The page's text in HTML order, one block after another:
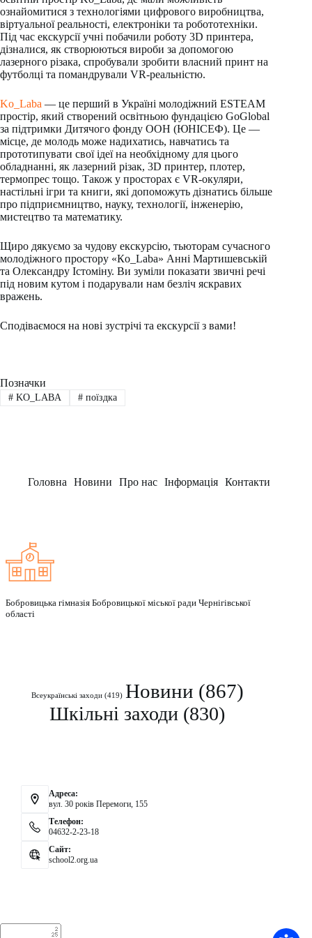
ознайомитися з технологіями цифрового виробництва,
віртуальної реальності, електроніки та робототехніки.
Під час екскурсії учні побачили роботу 3D принтера,
дізналися, як створюються вироби за допомогою
лазерного різака, спробували зробити власний принт на
футболці та помандрували VR-реальністю.
Ko_Laba — це перший в Україні молодіжний ESTEAM
простір, який створений освітньою фундацією GoGlobal
за підтримки Дитячого фонду ООН (ЮНІСЕФ). Це —
місце, де молодь може надихатись, навчатись та
прототипувати свої ідеї на необхідному для цього
обладнанні, як лазерний різак, 3D принтер, плотер,
термопрес тощо. Також у просторах є VR-окуляри,
настільні ігри та книги, які допоможуть дізнатись більше
про підприємництво, науку, технології, інженерію,
мистецтво та математику.
Щиро дякуємо за чудову екскурсію, тьюторам сучасного
молодіжного простору «Кo_Laba» Анні Мартишевській
та Олександру Істоміну. Ви зуміли показати звичні речі
під новим кутом і подарували нам безліч яскравих
вражень.
Сподіваємося на нові зустрічі та екскурсії з вами!
Позначки
#KO_LABA #поїздка
Головна Новини Про нас Інформація Контакти
Бобровицька гімназія Бобровицької міської ради Чернігівської
області
Всеукраїнські заходи(419) Новини (867)
Шкільні заходи (830)
Адреса:
вул. 30 років Перемоги, 155
Телефон:
04632-2-23-18
Сайт:
school2.org.ua